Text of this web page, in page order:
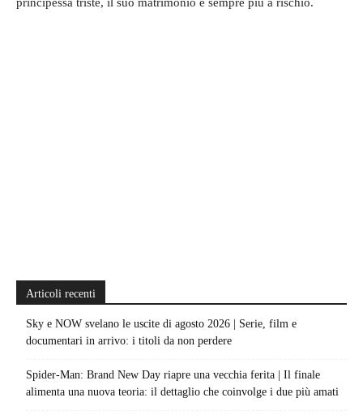
principessa triste, il suo matrimonio è sempre più a rischio.
Articoli recenti
Sky e NOW svelano le uscite di agosto 2026 | Serie, film e
documentari in arrivo: i titoli da non perdere
Spider-Man: Brand New Day riapre una vecchia ferita | Il finale
alimenta una nuova teoria: il dettaglio che coinvolge i due più amati